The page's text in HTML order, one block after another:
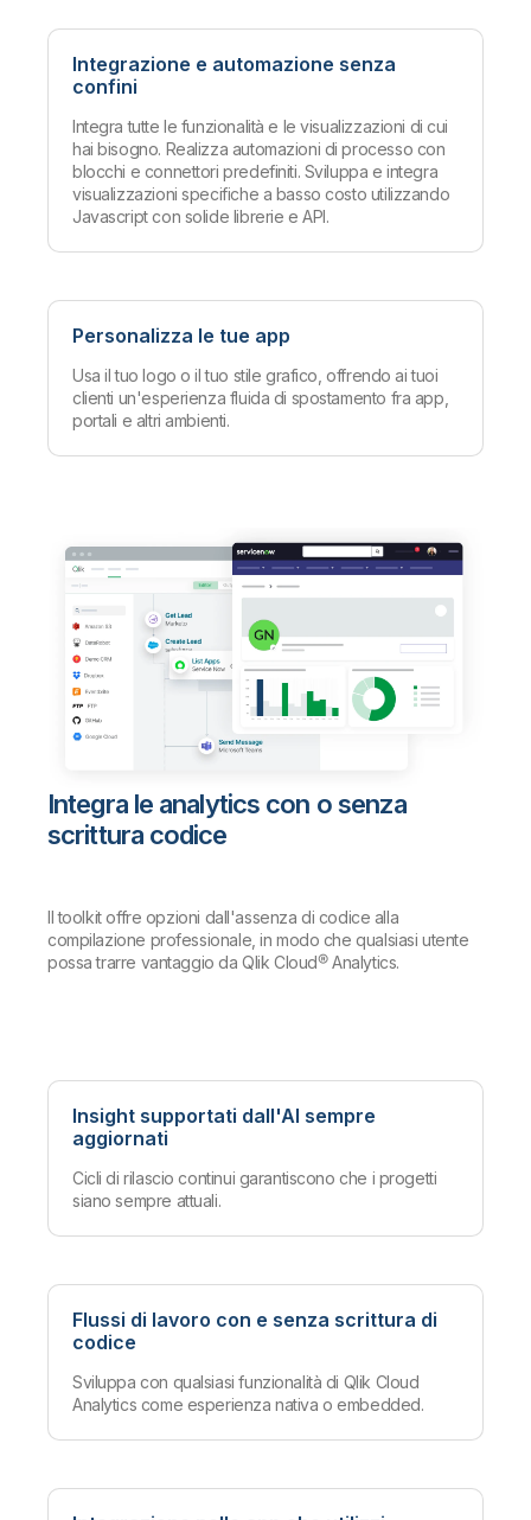
Integrazione e automazione senza
confini
Integra tutte le funzionalità e le visualizzazioni di cui
hai bisogno. Realizza automazioni di processo con
blocchi e connettori predefiniti. Sviluppa e integra
visualizzazioni specifiche a basso costo utilizzando
Javascript con solide librerie e API.
Personalizza le tue app
Usa il tuo logo o il tuo stile grafico, offrendo ai tuoi
clienti un'esperienza fluida di spostamento fra app,
portali e altri ambienti.
Integra le analytics con o senza
scrittura codice
Il toolkit offre opzioni dall'assenza di codice alla
compilazione professionale, in modo che qualsiasi utente
possa trarre vantaggio da Qlik Cloud® Analytics.
Insight supportati dall'AI sempre
aggiornati
Cicli di rilascio continui garantiscono che i progetti
siano sempre attuali.
Flussi di lavoro con e senza scrittura di
codice
Sviluppa con qualsiasi funzionalità di Qlik Cloud
Analytics come esperienza nativa o embedded.